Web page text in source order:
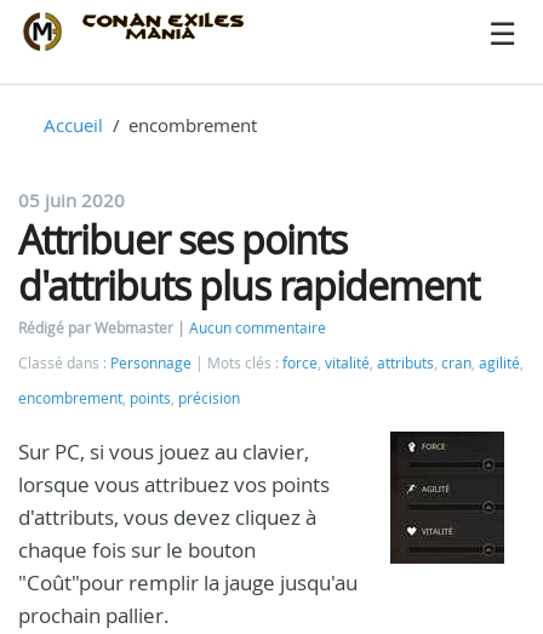
Accueil encombrement
05 juin 2020
Attribuer ses points
d'attributs plus rapidement
Rédigé par Webmaster
Aucun commentaire
Classé dans : Personnage Mots clés : force vitalité attributs cran agilité
encombrement points précision
Sur PC, si vous jouez au clavier,
lorsque vous attribuez vos points
d'attributs, vous devez cliquez à
chaque fois sur le bouton
"Coût"pour remplir la jauge jusqu'au
prochain pallier.